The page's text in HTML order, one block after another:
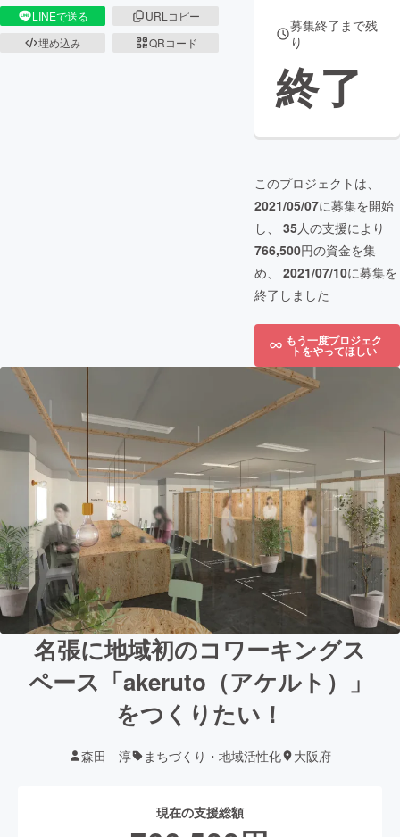
LINEで送る
URLコピー
埋め込み
QRコード
募集終了まで残
り
終了
このプロジェクトは、
2021/05/07に募集を開始
し、 35人の支援により
766,500円の資金を集
め、 2021/07/10に募集を
終了しました
もう一度プロジェク
トをやってほしい
名張に地域初のコワーキングス
ペース「akeruto（アケルト）」
をつくりたい！
森田 淳 まちづくり・地域活性化 大阪府
現在の支援総額